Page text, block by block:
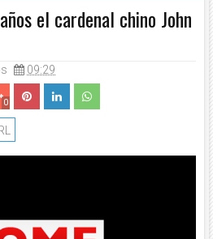
el cardenal chino John
09:29
0